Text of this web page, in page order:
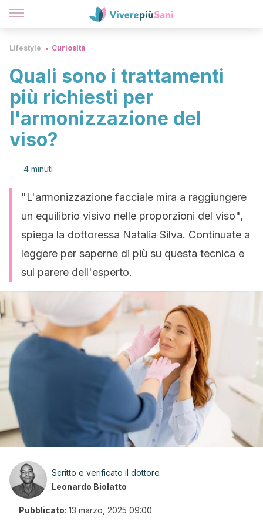
Lifestyle Curiosità
Quali sono i trattamenti
più richiesti per
l'armonizzazione del
viso?
4 minuti
"L'armonizzazione facciale mira a raggiungere
un equilibrio visivo nelle proporzioni del viso",
spiega la dottoressa Natalia Silva. Continuate a
leggere per saperne di più su questa tecnica e
sul parere dell'esperto.
Scritto e verificato il dottore
Leonardo Biolatto
Pubblicato: 13 marzo, 2025 09:00